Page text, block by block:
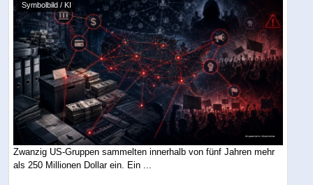
Symbolbild / KI
Zwanzig US-Gruppen sammelten innerhalb von fünf Jahren mehr
als 250 Millionen Dollar ein. Ein ...